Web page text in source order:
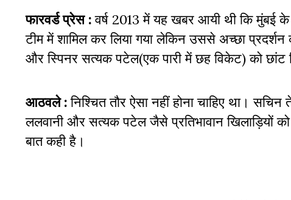
फारवर्ड प्रेस :वर्ष 2013 में यह खबर आयी थी कि
टीम में शामिल कर लिया गया लेकिन उससे अच्छा
और स्पिनर सत्यक पटेल(एक पारी में छह विकेट) को छांट
आठवले :निश्चित तौर ऐसा नहीं होना चाहिए था।
ललवानी और सत्यक पटेल जैसे प्रतिभावान खिलाड़ियों
बात कही है।